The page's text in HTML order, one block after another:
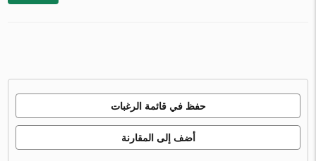
حفظ في قائمة الرغبات
أضف إلى المقارنة